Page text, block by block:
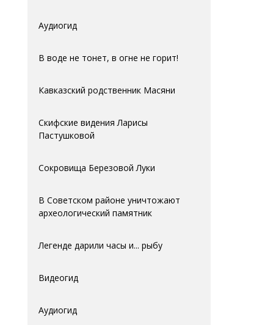
Аудиогид
В воде не тонет, в огне не горит!
Кавказский родственник Масяни
Скифские видения Ларисы
Пастушковой
Сокровища Березовой Луки
В Советском районе уничтожают
археологический памятник
Легенде дарили часы и... рыбу
Видеогид
Аудиогид